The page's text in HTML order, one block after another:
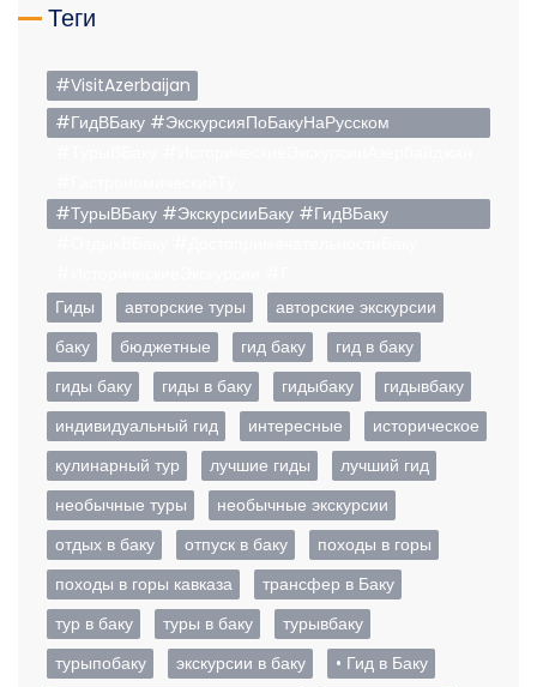
Теги
#VisitAzerbaijan
#ГидВБаку #ЭкскурсияПоБакуНаРусском
#ТурыВБаку #ЭкскурсииБаку #ГидВБаку
Гиды
авторские туры
авторские экскурсии
баку
бюджетные гид баку
гид в баку
гиды баку
гиды в баку гидыбаку
гидывбаку
индивидуальный гид
интересные
историческое
кулинарный тур
лучшие гиды
лучший гид
необычные туры
необычные экскурсии
отдых в баку
отпуск в баку
походы в горы
походы в горы кавказа
трансфер в Баку
тур в баку
туры в баку
турывбаку
турыпобаку
экскурсии в баку
• Гид в Баку